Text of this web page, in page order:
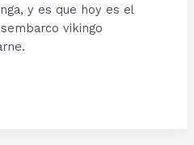
y es que hoy es el
vikingo